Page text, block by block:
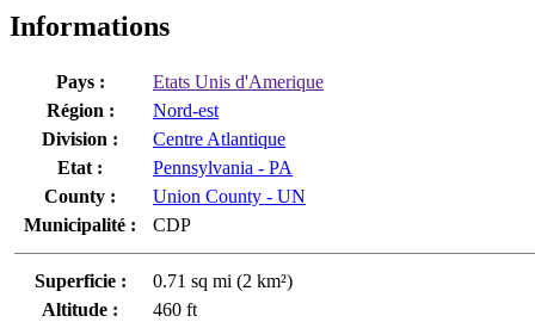
Informations
Pays :
Etats Unis d'Amerique
Région :
Nord-est
Division :
Centre Atlantique
Etat :
Pennsylvania - PA
County :
Union County - UN
Municipalité :
CDP
Superficie :
0.71 sq mi (2 km²)
Altitude :
460 ft